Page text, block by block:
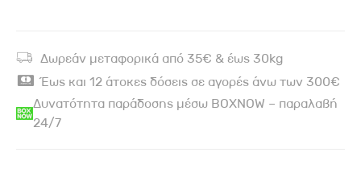
Δωρεάν μεταφορικά από 35€ & έως 30kg
Έως και 12 άτοκες δόσεις σε αγορές άνω των 300€
Δυνατότητα παράδοσης μέσω BOXNOW – παραλαβή
24/7